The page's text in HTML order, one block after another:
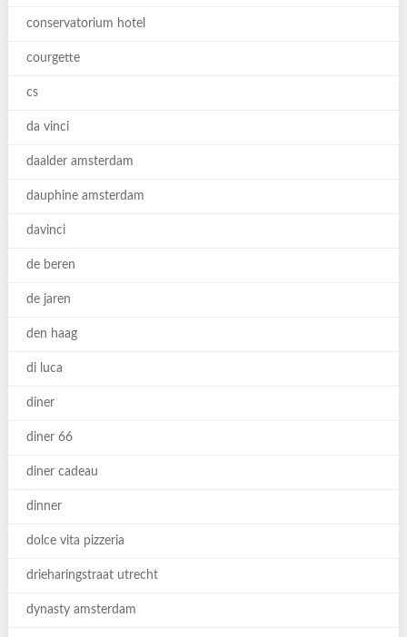
conservatorium hotel
courgette
cs
da vinci
daalder amsterdam
dauphine amsterdam
davinci
de beren
de jaren
den haag
di luca
diner
diner 66
diner cadeau
dinner
dolce vita pizzeria
drieharingstraat utrecht
dynasty amsterdam